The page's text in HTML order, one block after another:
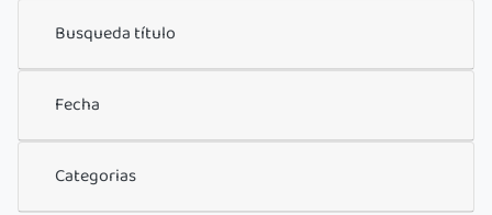
Busqueda título
Fecha
Categorias